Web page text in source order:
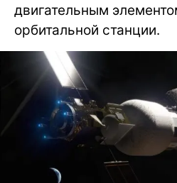
двигательным
орбитальной станции.